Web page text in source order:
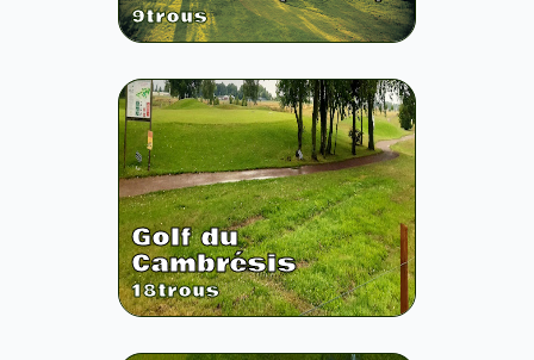
9trous
Golf du
Cambrésis
18trous